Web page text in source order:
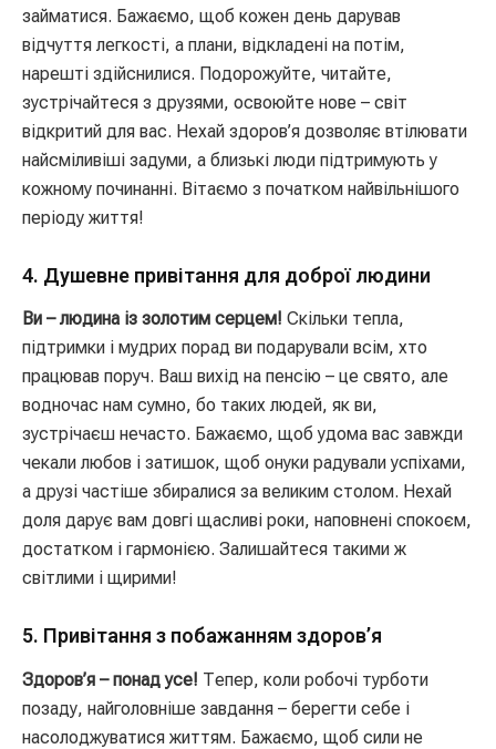
займатися. Бажаємо, щоб кожен день дарував
відчуття легкості, а плани, відкладені на потім,
нарешті здійснилися. Подорожуйте, читайте,
зустрічайтеся з друзями, освоюйте нове – світ
відкритий для вас. Нехай здоров’я дозволяє втілювати
найсміливіші задуми, а близькі люди підтримують у
кожному починанні. Вітаємо з початком найвільнішого
періоду життя!
4. Душевне привітання для доброї людини
Ви – людина із золотим серцем! Скільки тепла,
підтримки і мудрих порад ви подарували всім, хто
працював поруч. Ваш вихід на пенсію – це свято, але
водночас нам сумно, бо таких людей, як ви,
зустрічаєш нечасто. Бажаємо, щоб удома вас завжди
чекали любов і затишок, щоб онуки радували успіхами,
а друзі частіше збиралися за великим столом. Нехай
доля дарує вам довгі щасливі роки, наповнені спокоєм,
достатком і гармонією. Залишайтеся такими ж
світлими і щирими!
5. Привітання з побажанням здоров’я
Здоров’я – понад усе! Тепер, коли робочі турботи
позаду, найголовніше завдання – берегти себе і
насолоджуватися життям. Бажаємо, щоб сили не